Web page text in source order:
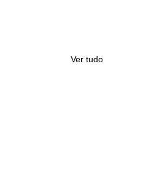
Ver tudo